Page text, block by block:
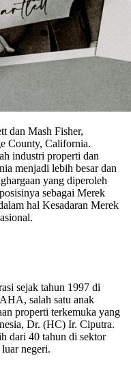
dan Mash Fisher,
County, California.
industri properti dan
menjadi lebih besar dan
yang diperoleh
sebagai Merek
hal Kesadaran Merek
sejak tahun 1997 di
salah satu anak
properti terkemuka yang
Dr. (HC) Ir. Ciputra.
dari 40 tahun di sektor
negeri.